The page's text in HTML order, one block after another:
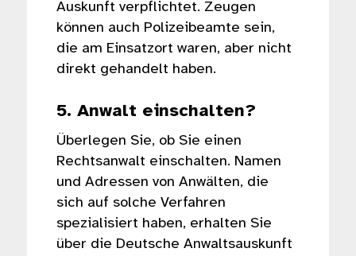
Auskunft verpflichtet. Zeugen
können auch Polizeibeamte sein,
die am Einsatzort waren, aber nicht
direkt gehandelt haben.
5. Anwalt einschalten?
Überlegen Sie, ob Sie einen
Rechtsanwalt einschalten. Namen
und Adressen von Anwälten, die
sich auf solche Verfahren
spezialisiert haben, erhalten Sie
über die Deutsche Anwaltsauskunft